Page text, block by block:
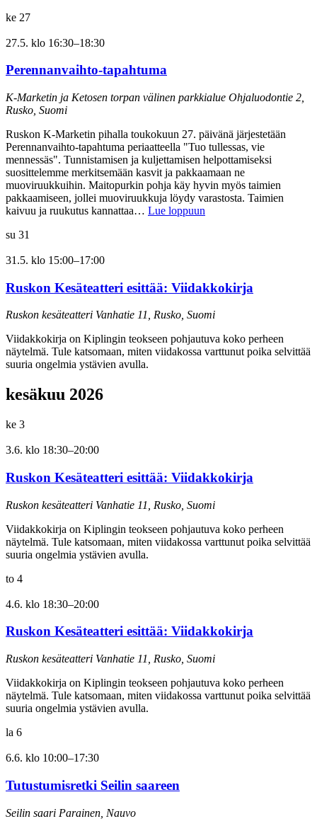
ke 27
27.5. klo 16:30–18:30
Perennanvaihto-tapahtuma
K-Marketin ja Ketosen torpan välinen parkkialue Ohjaluodontie 2,
Rusko, Suomi
Ruskon K-Marketin pihalla toukokuun 27. päivänä järjestetään
Perennanvaihto-tapahtuma periaatteella "Tuo tullessas, vie
mennessäs". Tunnistamisen ja kuljettamisen helpottamiseksi
suosittelemme merkitsemään kasvit ja pakkaamaan ne
muoviruukkuihin. Maitopurkin pohja käy hyvin myös taimien
pakkaamiseen, jollei muoviruukkuja löydy varastosta. Taimien
kaivuu ja ruukutus kannattaa… Lue loppuun
su 31
31.5. klo 15:00–17:00
Ruskon Kesäteatteri esittää: Viidakkokirja
Ruskon kesäteatteri Vanhatie 11, Rusko, Suomi
Viidakkokirja on Kiplingin teokseen pohjautuva koko perheen
näytelmä. Tule katsomaan, miten viidakossa varttunut poika selvittää
suuria ongelmia ystävien avulla.
kesäkuu 2026
ke 3
3.6. klo 18:30–20:00
Ruskon Kesäteatteri esittää: Viidakkokirja
Ruskon kesäteatteri Vanhatie 11, Rusko, Suomi
Viidakkokirja on Kiplingin teokseen pohjautuva koko perheen
näytelmä. Tule katsomaan, miten viidakossa varttunut poika selvittää
suuria ongelmia ystävien avulla.
to 4
4.6. klo 18:30–20:00
Ruskon Kesäteatteri esittää: Viidakkokirja
Ruskon kesäteatteri Vanhatie 11, Rusko, Suomi
Viidakkokirja on Kiplingin teokseen pohjautuva koko perheen
näytelmä. Tule katsomaan, miten viidakossa varttunut poika selvittää
suuria ongelmia ystävien avulla.
la 6
6.6. klo 10:00–17:30
Tutustumisretki Seilin saareen
Seilin saari Parainen, Nauvo